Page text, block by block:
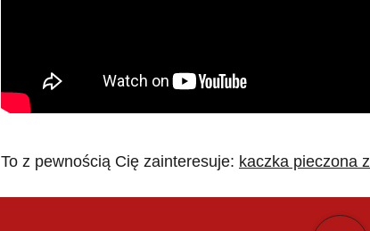
To z pewnością Cię zainteresuje: kaczka pieczona